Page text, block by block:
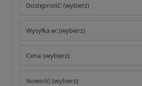
Dostępność: (wybierz)
Wysyłka w: (wybierz)
Cena: (wybierz)
Nowość: (wybierz)